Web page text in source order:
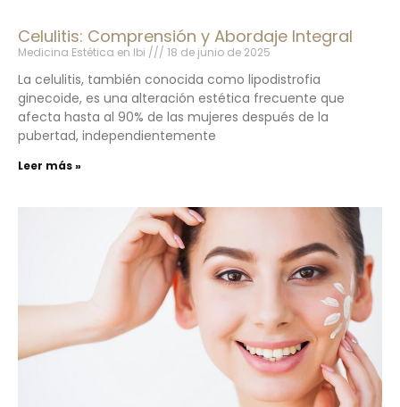
Celulitis: Comprensión y Abordaje Integral
Medicina Estética en Ibi 18 de junio de 2025
La celulitis, también conocida como lipodistrofia
ginecoide, es una alteración estética frecuente que
afecta hasta al 90% de las mujeres después de la
pubertad, independientemente
Leer más »